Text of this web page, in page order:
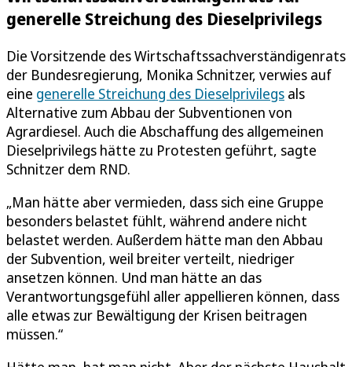
generelle Streichung des Dieselprivilegs
Die Vorsitzende des Wirtschaftssachverständigenrats
der Bundesregierung, Monika Schnitzer, verwies auf
eine generelle Streichung des Dieselprivilegs als
Alternative zum Abbau der Subventionen von
Agrardiesel. Auch die Abschaffung des allgemeinen
Dieselprivilegs hätte zu Protesten geführt, sagte
Schnitzer dem RND.
„Man hätte aber vermieden, dass sich eine Gruppe
besonders belastet fühlt, während andere nicht
belastet werden. Außerdem hätte man den Abbau
der Subvention, weil breiter verteilt, niedriger
ansetzen können. Und man hätte an das
Verantwortungsgefühl aller appellieren können, dass
alle etwas zur Bewältigung der Krisen beitragen
müssen.“